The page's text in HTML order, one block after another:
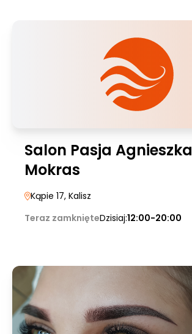
Salon Pasja Agnieszka
Mokras
Kąpie 17, Kalisz
Teraz zamknięteDzisiaj:12:00-20:00